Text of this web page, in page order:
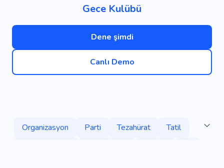
Gece Kulübü
Dene şimdi
Canlı Demo
Organizasyon Parti Tezahürat
Tatil